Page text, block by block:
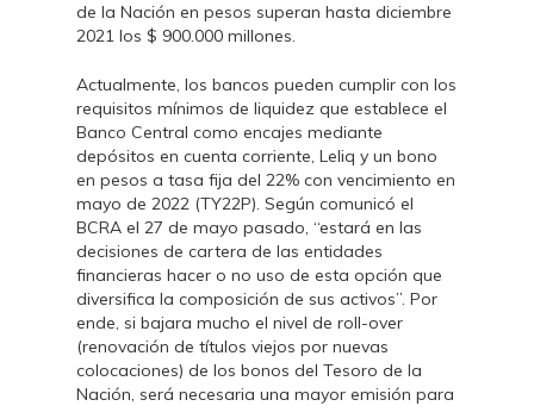
de la Nación en pesos superan hasta diciembre
2021 los $ 900.000 millones.
Actualmente, los bancos pueden cumplir con los
requisitos mínimos de liquidez que establece el
Banco Central como encajes mediante
depósitos en cuenta corriente, Leliq y un bono
en pesos a tasa fija del 22% con vencimiento en
mayo de 2022 (TY22P). Según comunicó el
BCRA el 27 de mayo pasado, “estará en las
decisiones de cartera de las entidades
financieras hacer o no uso de esta opción que
diversifica la composición de sus activos”. Por
ende, si bajara mucho el nivel de roll-over
(renovación de títulos viejos por nuevas
colocaciones) de los bonos del Tesoro de la
Nación, será necesaria una mayor emisión para